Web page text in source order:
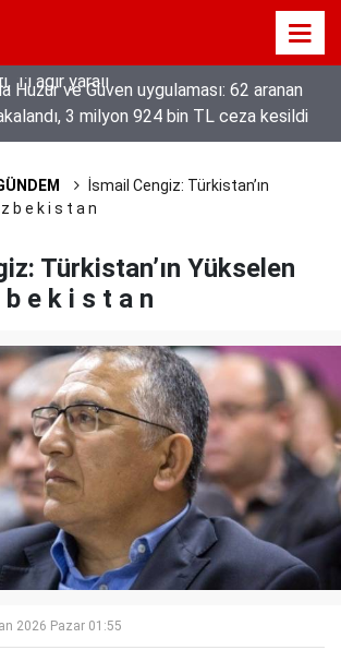
Huzur ve Güven uygulaması: 62 aranan
3 milyon 924 bin TL ceza kesildi
İsmail Cengiz: Türkistan’ın
z b e k i s t a n
Türkistan’ın Yükselen
b e k i s t a n
2026 Pazar 01:55